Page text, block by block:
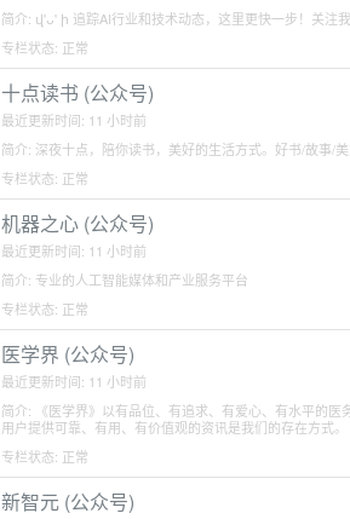
简介: վ'ᴗ' ի 追踪AI行业和技术动态，这里更快一步！关注
专栏状态: 正常
十点读书 (公众号)
最近更新时间: 11 小时前
简介: 深夜十点，陪你读书，美好的生活方式。好书/故事/美
专栏状态: 正常
机器之心 (公众号)
最近更新时间: 11 小时前
简介: 专业的人工智能媒体和产业服务平台
专栏状态: 正常
医学界 (公众号)
最近更新时间: 11 小时前
简介: 《医学界》以有品位、有追求、有爱心、有水平的
用户提供可靠、有用、有价值观的资讯是我们的存在方式。
专栏状态: 正常
新智元 (公众号)